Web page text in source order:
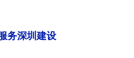
务深圳建设